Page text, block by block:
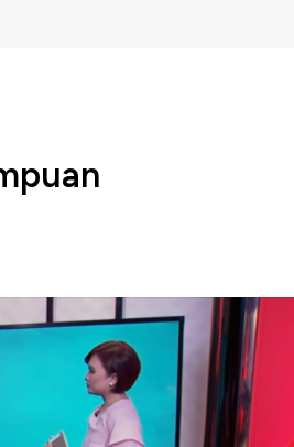
ini seperti punya cerita tersendiri
tak sedikit pula yang berguguran.
dalam
Program Investime, CNBC